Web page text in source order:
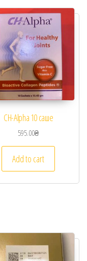
CH-Alpha 10 саше
595.00₴
Add to cart